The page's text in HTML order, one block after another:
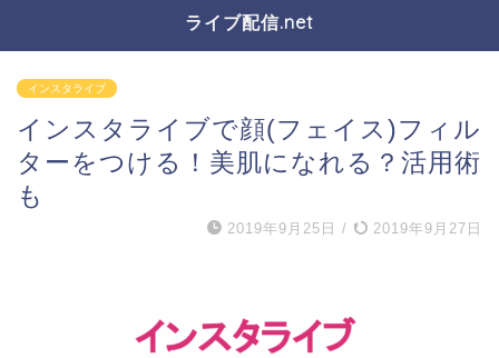
ライブ配信.net
インスタライブ
インスタライブで顔(フェイス)フィル
ターをつける！美肌になれる？活用術
も
2019年9月25日 / 2019年9月27日